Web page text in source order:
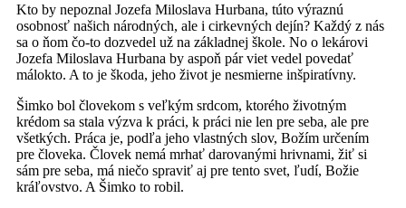
Kto by nepoznal Jozefa Miloslava Hurbana, túto výraznú
osobnosť našich národných, ale i cirkevných dejín? Každý z nás
sa o ňom čo-to dozvedel už na základnej škole. No o lekárovi
Jozefa Miloslava Hurbana by aspoň pár viet vedel povedať
málokto. A to je škoda, jeho život je nesmierne inšpiratívny.
Šimko bol človekom s veľkým srdcom, ktorého životným
krédom sa stala výzva k práci, k práci nie len pre seba, ale pre
všetkých. Práca je, podľa jeho vlastných slov, Božím určením
pre človeka. Človek nemá mrhať darovanými hrivnami, žiť si
sám pre seba, má niečo spraviť aj pre tento svet, ľudí, Božie
kráľovstvo. A Šimko to robil.